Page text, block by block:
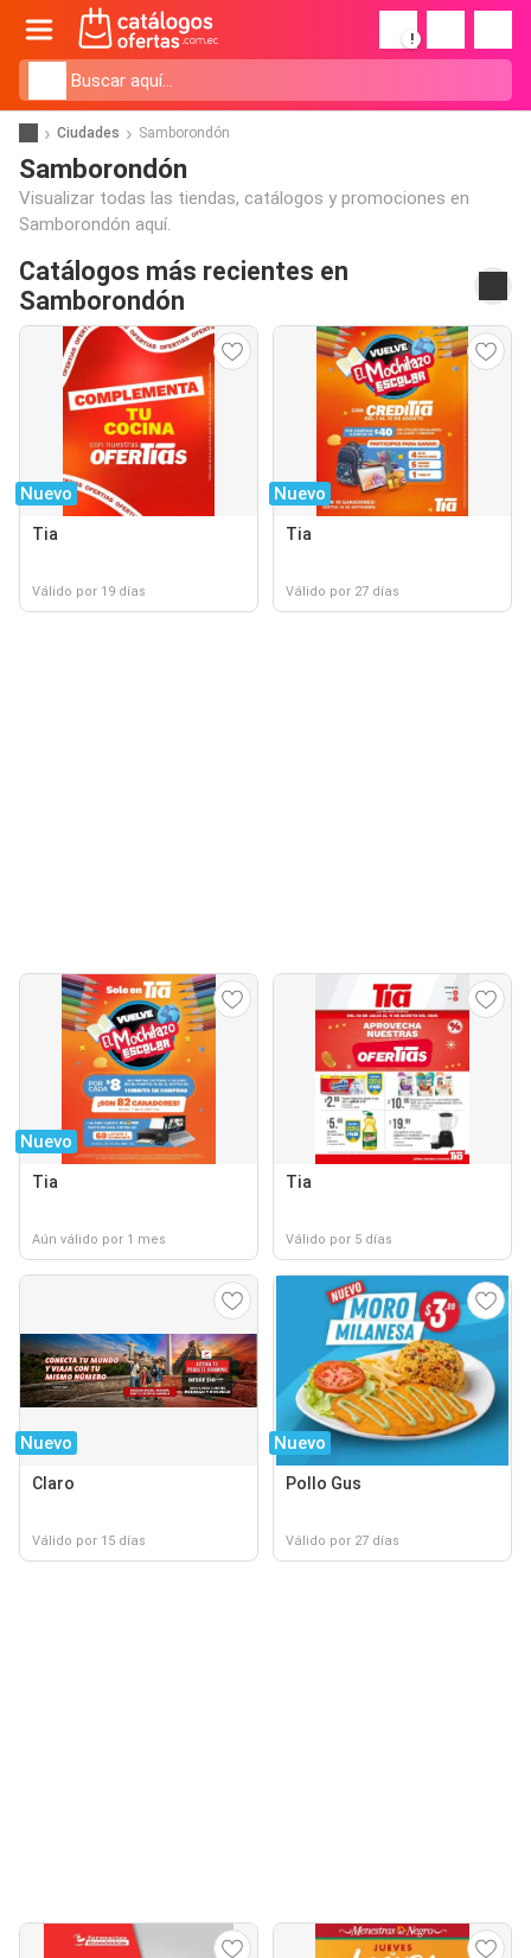
!
Ciudades Samborondón
Samborondón
Visualizar todas las tiendas, catálogos y promociones en
Samborondón aquí.
Catálogos más recientes en
Samborondón
Nuevo
Tia
Válido por 19 días
Nuevo
Tia
Válido por 27 días
Nuevo
Tia
Aún válido por 1 mes
Tia
Válido por 5 días
Nuevo
Claro
Válido por 15 días
Nuevo
Pollo Gus
Válido por 27 días